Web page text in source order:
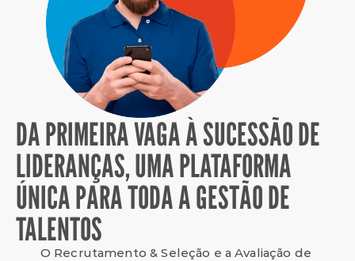
DA PRIMEIRA VAGA À SUCESSÃO DE
LIDERANÇAS, UMA PLATAFORMA
ÚNICA PARA TODA A GESTÃO DE
TALENTOS
O Recrutamento & Seleção e a Avaliação de